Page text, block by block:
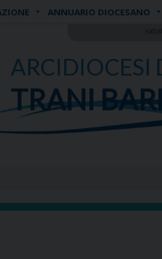
ANNUARIO DIOCESANO
ARCIDIOCESI
TRANI